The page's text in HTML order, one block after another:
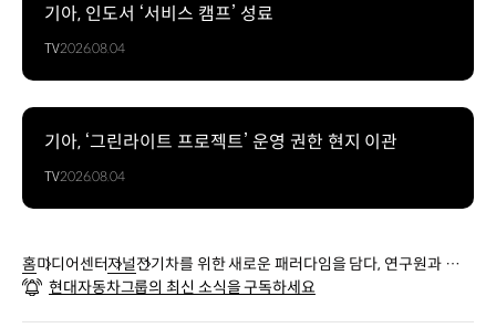
기아, 인도서 ‘서비스 캠프’ 성료
TV2026.08.04
기아, ‘그린라이트 프로젝트’ 운영 권한 현지 이관
TV2026.08.04
홈미디어센터저널전기차를 위한 새로운 패러다임을 담다, 연구원과 살펴
본 기아 EV6 인포테인먼트 시스템
현대자동차그룹의 최신 소식을 구독하세요